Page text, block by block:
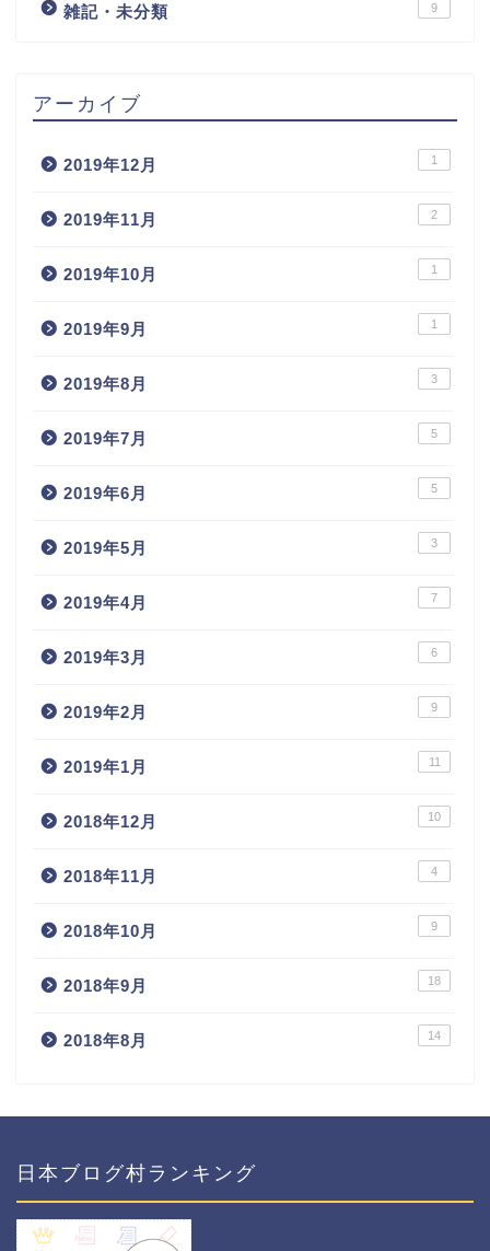
雑記・未分類 9
アーカイブ
2019年12月 1
2019年11月 2
2019年10月 1
2019年9月 1
2019年8月 3
2019年7月 5
2019年6月 5
2019年5月 3
2019年4月 7
2019年3月 6
2019年2月 9
2019年1月 11
2018年12月 10
2018年11月 4
2018年10月 9
2018年9月 18
2018年8月 14
日本ブログ村ランキング